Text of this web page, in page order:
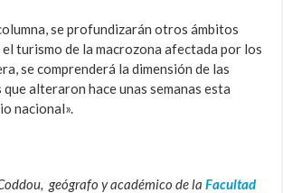
se profundizarán otros ámbitos
turismo de la macrozona afectada por los
se comprenderá la dimensión de las
alteraron hace unas semanas esta
nacional».
geógrafo y académico de la Facultad